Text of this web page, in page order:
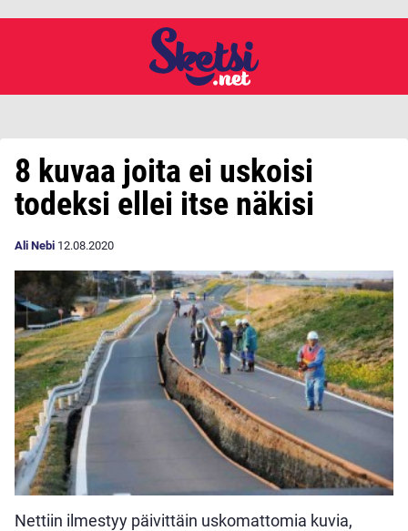
8 kuvaa joita ei uskoisi
todeksi ellei itse näkisi
Ali Nebi 12.08.2020
Nettiin ilmestyy päivittäin uskomattomia kuvia,